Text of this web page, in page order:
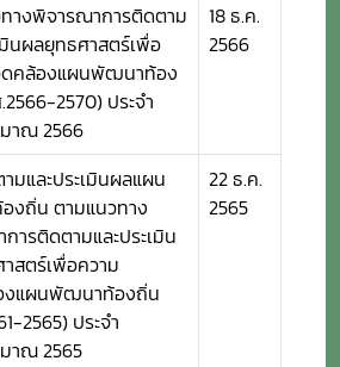
างพิจารณาการติดตาม
มินผลยุทธศาสตร์เพื่อ
ดคล้องแผนพัฒนาท้อง
2570) ประจำ
าณ 2566
18 ธ.ค.
2566
มและประเมินผลแผน
ถิ่น ตามแนวทาง
ารติดตามและประเมิน
สตร์เพื่อความ
งแผนพัฒนาท้องถิ่น
2565) ประจำ
าณ 2565
22 ธ.ค.
2565